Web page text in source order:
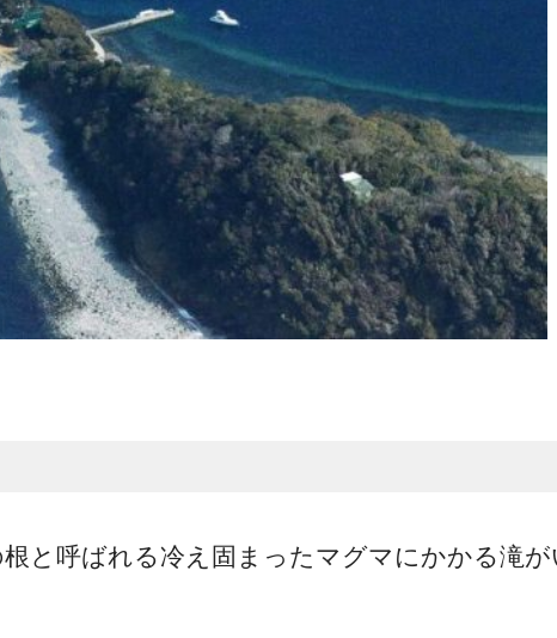
と呼ばれる冷え固まったマグマにかかる滝が